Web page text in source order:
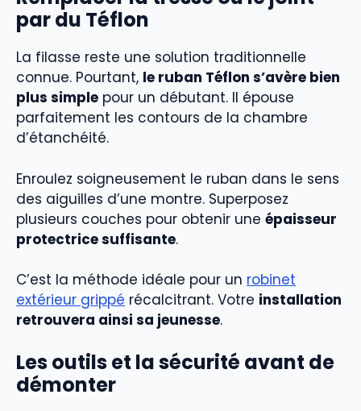
par du Téflon
La filasse reste une solution traditionnelle
connue. Pourtant, le ruban Téflon s’avère bien
plus simple pour un débutant. Il épouse
parfaitement les contours de la chambre
d’étanchéité.
Enroulez soigneusement le ruban dans le sens
des aiguilles d’une montre. Superposez
plusieurs couches pour obtenir une épaisseur
protectrice suffisante.
C’est la méthode idéale pour un robinet
extérieur grippé récalcitrant. Votre installation
retrouvera ainsi sa jeunesse.
Les outils et la sécurité avant de
démonter